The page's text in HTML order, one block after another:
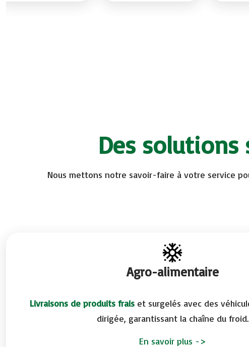
Des solutions
Nous mettons notre savoir-faire à votre service
Agro-alimentaire
Livraisons de produits fraiset surgelés avec des
dirigée, garantissant la chaîne du froid.
En savoir plus ->